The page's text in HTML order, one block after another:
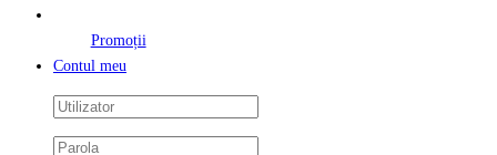
Promoții
Contul meu